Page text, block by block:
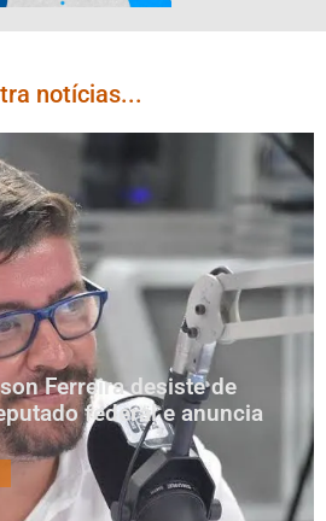
notícias...
Ferreira desiste de
federal e anuncia